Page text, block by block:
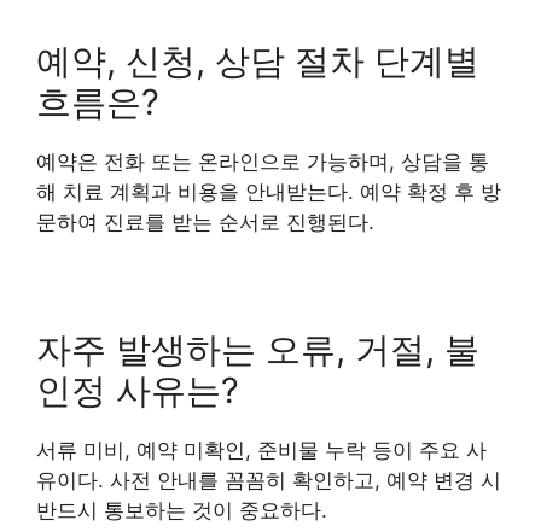
예약, 신청, 상담 절차 단계별
흐름은?
예약은 전화 또는 온라인으로 가능하며, 상담을 통
해 치료 계획과 비용을 안내받는다. 예약 확정 후 방
문하여 진료를 받는 순서로 진행된다.
자주 발생하는 오류, 거절, 불
인정 사유는?
서류 미비, 예약 미확인, 준비물 누락 등이 주요 사
유이다. 사전 안내를 꼼꼼히 확인하고, 예약 변경 시
반드시 통보하는 것이 중요하다.